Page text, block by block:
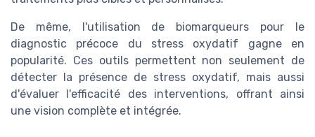
De même, l'utilisation de biomarqueurs pour le
diagnostic précoce du stress oxydatif gagne en
popularité. Ces outils permettent non seulement de
détecter la présence de stress oxydatif, mais aussi
d'évaluer l'efficacité des interventions, offrant ainsi
une vision complète et intégrée.